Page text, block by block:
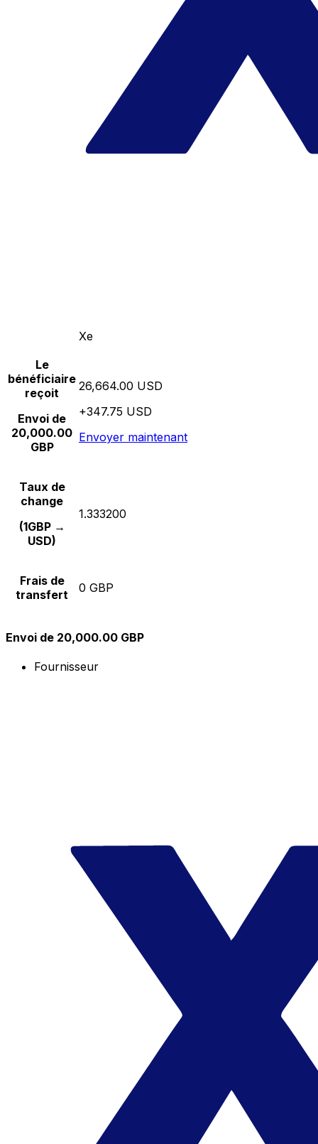
Xe
Le
bénéficiaire
reçoit
Envoi de
20,000.00
GBP
26,664.00 USD
+347.75 USD
Envoyer maintenant
Taux de
change
(1GBP →
USD)
1.333200
Frais de
transfert
0 GBP
Envoi de 20,000.00 GBP
Fournisseur